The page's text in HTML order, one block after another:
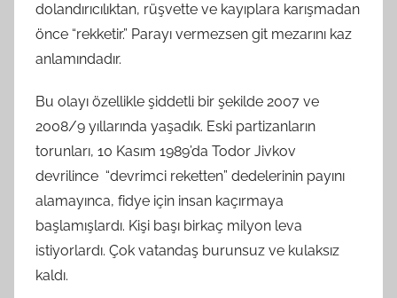
dolandırıcılıktan, rüşvette ve kayıplara karışmadan
önce “rekketir.” Parayı vermezsen git mezarını kaz
anlamındadır.
Bu olayı özellikle şiddetli bir şekilde 2007 ve
2008/9 yıllarında yaşadık. Eski partizanların
torunları, 10 Kasım 1989’da Todor Jivkov
devrilince “devrimci reketten” dedelerinin payını
alamayınca, fidye için insan kaçırmaya
başlamışlardı. Kişi başı birkaç milyon leva
istiyorlardı. Çok vatandaş burunsuz ve kulaksız
kaldı.